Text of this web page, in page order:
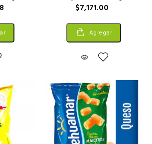
$7,171.00
Agregar